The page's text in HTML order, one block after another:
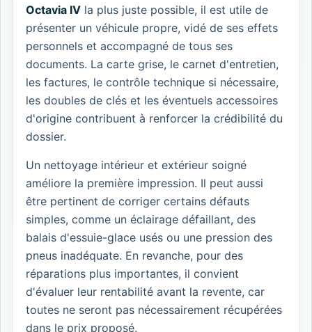
Octavia IV la plus juste possible, il est utile de
présenter un véhicule propre, vidé de ses effets
personnels et accompagné de tous ses
documents. La carte grise, le carnet d'entretien,
les factures, le contrôle technique si nécessaire,
les doubles de clés et les éventuels accessoires
d'origine contribuent à renforcer la crédibilité du
dossier.
Un nettoyage intérieur et extérieur soigné
améliore la première impression. Il peut aussi
être pertinent de corriger certains défauts
simples, comme un éclairage défaillant, des
balais d'essuie-glace usés ou une pression des
pneus inadéquate. En revanche, pour des
réparations plus importantes, il convient
d'évaluer leur rentabilité avant la revente, car
toutes ne seront pas nécessairement récupérées
dans le prix proposé.